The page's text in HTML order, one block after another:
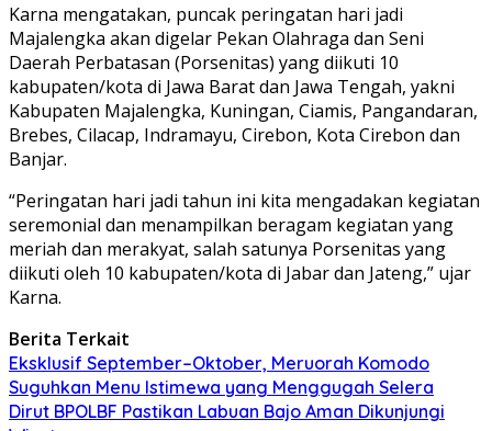
Karna mengatakan, puncak peringatan hari jadi
Majalengka akan digelar Pekan Olahraga dan Seni
Daerah Perbatasan (Porsenitas) yang diikuti 10
kabupaten/kota di Jawa Barat dan Jawa Tengah, yakni
Kabupaten Majalengka, Kuningan, Ciamis, Pangandaran,
Brebes, Cilacap, Indramayu, Cirebon, Kota Cirebon dan
Banjar.
“Peringatan hari jadi tahun ini kita mengadakan kegiatan
seremonial dan menampilkan beragam kegiatan yang
meriah dan merakyat, salah satunya Porsenitas yang
diikuti oleh 10 kabupaten/kota di Jabar dan Jateng,” ujar
Karna.
Berita Terkait
Eksklusif September–Oktober, Meruorah Komodo
Suguhkan Menu Istimewa yang Menggugah Selera
Dirut BPOLBF Pastikan Labuan Bajo Aman Dikunjungi